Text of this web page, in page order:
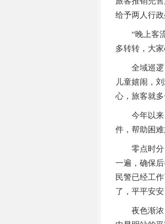
给予两人行政
“晚上客流
多转转，大
全域巡逻，
儿童嬉闹，
心，旅客就
今年以来，
件，帮助困
零点时分，
一遍，确保
民警已经工
了，平平安
夜色渐浓，